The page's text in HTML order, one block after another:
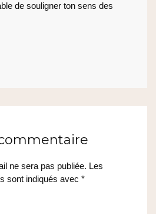
de souligner ton sens des
ne sera pas publiée. Les
sont indiqués avec *